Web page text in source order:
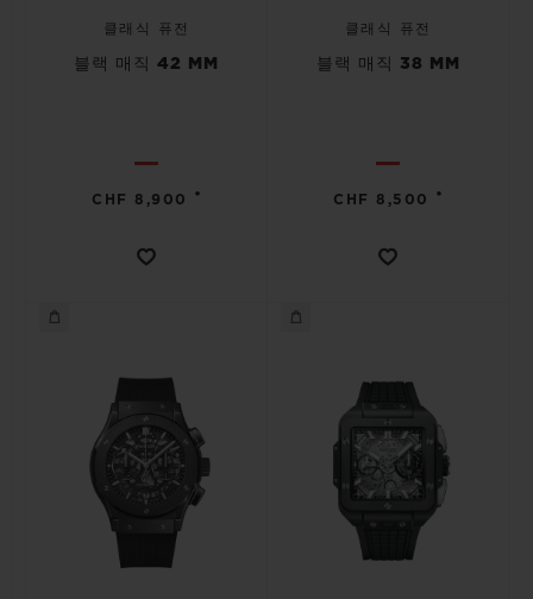
클래식 퓨전
블랙 매직 42 MM
CHF 8,900 •
클래식 퓨전
블랙 매직 38 MM
CHF 8,500 •